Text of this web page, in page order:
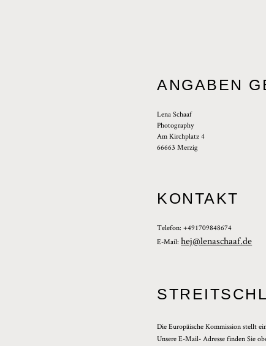
ANGABEN
Lena Schaaf
Photography
Am Kirchplatz 4
66663 Merzig
KONTAKT
Telefon: +491709848674
E-Mail:hej@lenaschaaf.de
Die Europäische Kommission stellt
Unsere E-Mail- Adresse finden Sie